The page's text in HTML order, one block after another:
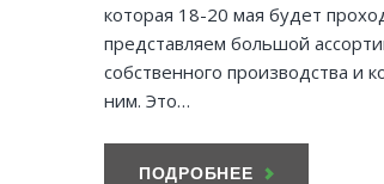
которая 18-20 мая будет
представляем большой
собственного производства и
ним. Это…
ПОДРОБНЕЕ